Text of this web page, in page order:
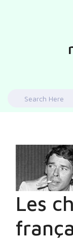
Search
Les